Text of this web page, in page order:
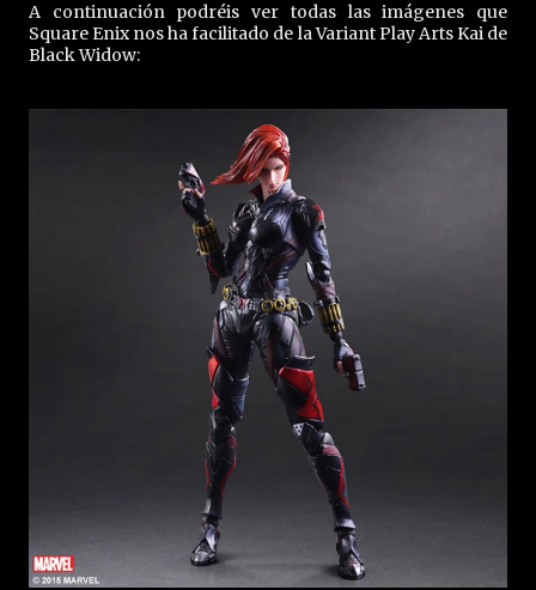
A continuación podréis ver todas las imágenes que
Square Enix nos ha facilitado de la Variant Play Arts Kai de
Black Widow: